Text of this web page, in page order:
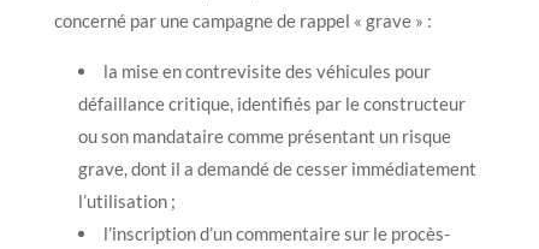
concerné par une campagne de rappel « grave » :
la mise en contrevisite des véhicules pour
défaillance critique, identifiés par le constructeur
ou son mandataire comme présentant un risque
grave, dont il a demandé de cesser immédiatement
l’utilisation ;
l’inscription d’un commentaire sur le procès-